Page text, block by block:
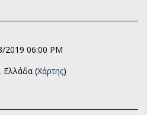
2019 06:00 PM
(Χάρτης)